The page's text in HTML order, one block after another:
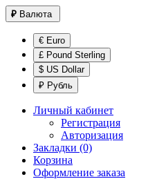
₽ Валюта
€ Euro
£ Pound Sterling
$ US Dollar
₽ Рубль
Личный кабинет
Регистрация
Авторизация
Закладки (0)
Корзина
Оформление заказа